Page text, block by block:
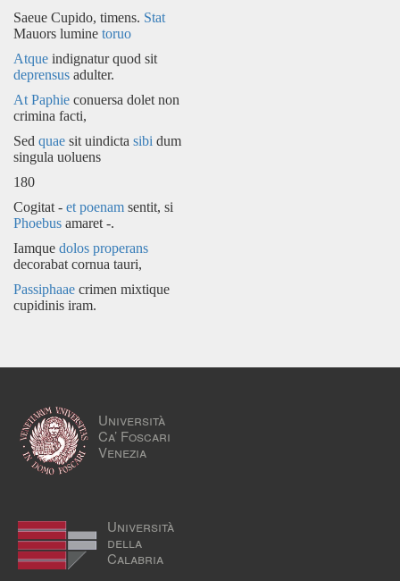
Saeue Cupido, timens. Stat
Mauors lumine toruo
Atque indignatur quod sit
deprensus adulter.
At Paphie conuersa dolet non
crimina facti,
Sed quae sit uindicta sibi dum
singula uoluens
180
Cogitat - et poenam sentit, si
Phoebus amaret -.
Iamque dolos properans
decorabat cornua tauri,
Passiphaae crimen mixtique
cupidinis iram.
Università
Ca’ Foscari
Venezia
Università
della
Calabria